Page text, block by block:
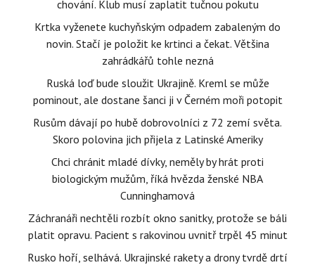
chování. Klub musí zaplatit tučnou pokutu
Krtka vyženete kuchyňským odpadem zabaleným do
novin. Stačí je položit ke krtinci a čekat. Většina
zahrádkářů tohle nezná
Ruská loď bude sloužit Ukrajině. Kreml se může
pominout, ale dostane šanci ji v Černém moři potopit
Rusům dávají po hubě dobrovolníci z 72 zemí světa.
Skoro polovina jich přijela z Latinské Ameriky
Chci chránit mladé dívky, neměly by hrát proti
biologickým mužům, říká hvězda ženské NBA
Cunninghamová
Záchranáři nechtěli rozbít okno sanitky, protože se báli
platit opravu. Pacient s rakovinou uvnitř trpěl 45 minut
Rusko hoří, selhává. Ukrajinské rakety a drony tvrdě drtí